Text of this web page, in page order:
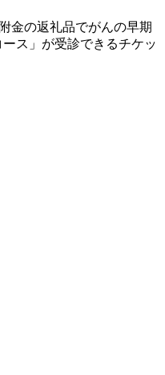
金の返礼品でがんの早期
ス」が受診できるチケッ